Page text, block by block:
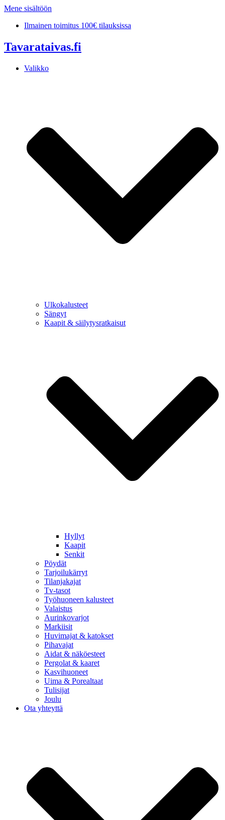
Mene sisältöön
Ilmainen toimitus 100€ tilauksissa
Tavarataivas.fi
Valikko
Ulkokalusteet
Sängyt
Kaapit & säilytysratkaisut
Hyllyt
Kaapit
Senkit
Pöydät
Tarjoilukärryt
Tilanjakajat
Tv-tasot
Työhuoneen kalusteet
Valaistus
Aurinkovarjot
Markiisit
Huvimajat & katokset
Pihavajat
Aidat & näköesteet
Pergolat & kaaret
Kasvihuoneet
Uima & Porealtaat
Tulisijat
Joulu
Ota yhteyttä